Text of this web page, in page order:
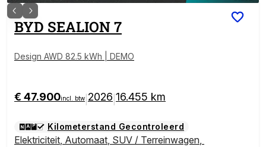
BYD SEALION 7
Design AWD 82.5 kWh | DEMO
€ 47.900incl. btw 2026 16.455 km
Kilometerstand Gecontroleerd
Elektriciteit, Automaat, SUV / Terreinwagen,